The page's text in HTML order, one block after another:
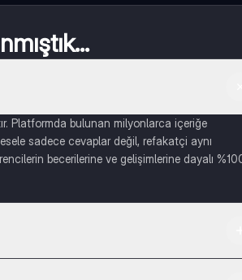
Platformda bulunan milyonlarca içeriğe
sadece cevaplar değil, refakatçi aynı
becerilerine ve gelişimlerine dayalı